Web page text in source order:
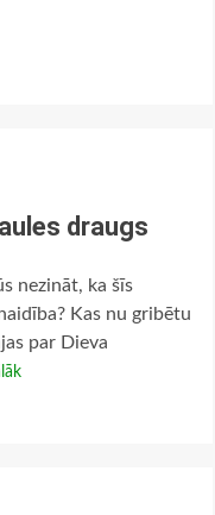
draugs
nezināt, ka šīs
Kas nu gribētu
par Dieva